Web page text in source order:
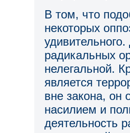
В том, что
некоторых
радикальных
нелегальной.
является
вне закона, он
насилием и
деятельность